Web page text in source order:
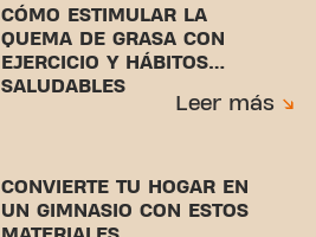
CÓMO ESTIMULAR LA
QUEMA DE GRASA CON
EJERCICIO Y HÁBITOS
SALUDABLES
Leer más
CONVIERTE TU HOGAR EN
UN GIMNASIO CON ESTOS